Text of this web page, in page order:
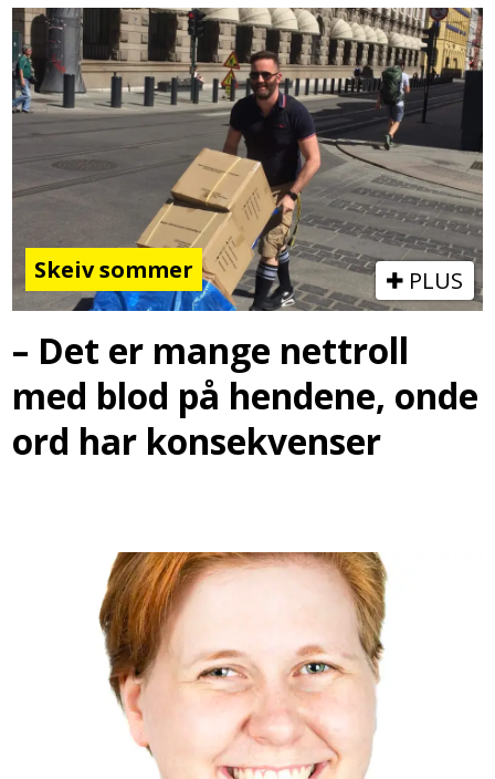
Skeiv sommer PLUS
– Det er mange nettroll
med blod på hendene, onde
ord har konsekvenser